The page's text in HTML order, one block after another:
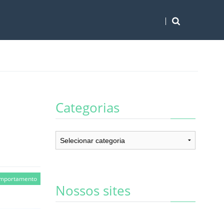
Categorias
Categorias
Nossos sites